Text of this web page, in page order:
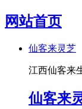
网站首页
仙客来灵芝
江西仙客来
仙客来